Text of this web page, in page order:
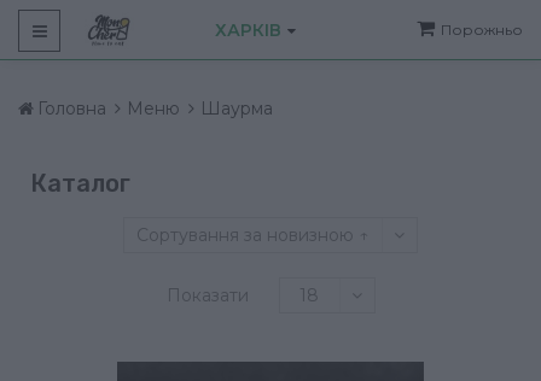
ХАРКІВ Порожньо
Головна Меню Шаурма
Каталог
Сортування за новизною ↑
Показати 18